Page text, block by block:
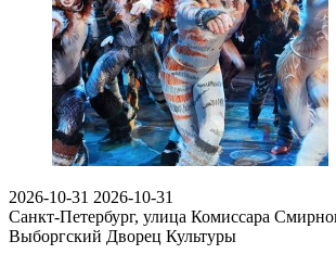
2026-10-31 2026-10-31
Санкт-Петербург, улица Комиссара
Выборгский Дворец Культуры